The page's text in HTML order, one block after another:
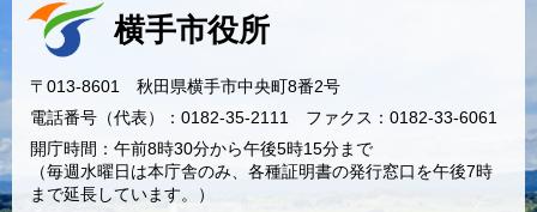
横手市役所
〒013-8601 秋田県横手市中央町8番2号
電話番号（代表）：0182-35-2111 ファクス：0182-33-6061
開庁時間：午前8時30分から午後5時15分まで
（毎週水曜日は本庁舎のみ、各種証明書の発行窓口を午後7時
まで延長しています。）